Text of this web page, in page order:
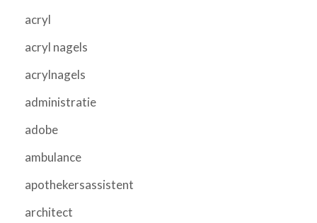
acryl
acryl nagels
acrylnagels
administratie
adobe
ambulance
apothekersassistent
architect